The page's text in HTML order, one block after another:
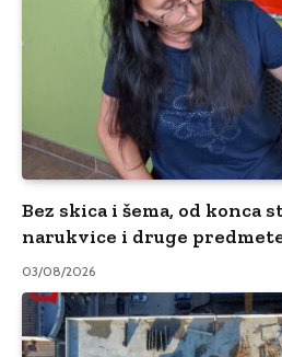
Bez skica i šema, od konca
narukvice i druge
03/08/2026